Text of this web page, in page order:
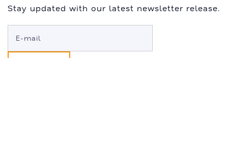
Stay updated with our latest newsletter release.